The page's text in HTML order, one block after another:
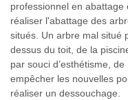
professionnel en
réaliser l'abattage des
situés. Un arbre mal situé
dessus du toit, de la
par souci d’esthétisme,
empêcher les nouvelles
réaliser un dessouchage.